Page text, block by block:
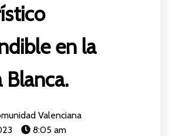
en la
Blanca.
Valenciana
8:05 am